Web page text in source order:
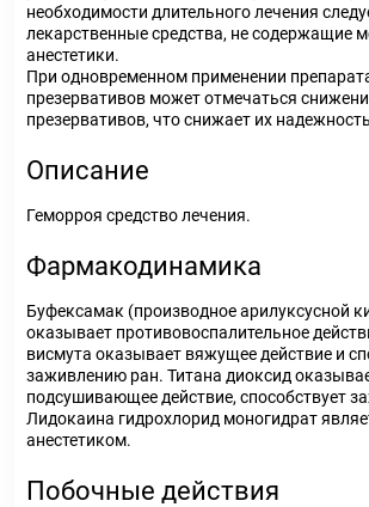
необходимости длительного лечения
лекарственные средства, не содержащие
анестетики.
При одновременном применении
презервативов может отмечаться
презервативов, что снижает их
Описание
Геморроя средство лечения.
Фармакодинамика
Буфексамак (производное арилуксусной
оказывает противовоспалительное
висмута оказывает вяжущее действие и
заживлению ран. Титана диоксид
подсушивающее действие, способствует
Лидокаина гидрохлорид моногидрат
анестетиком.
Побочные действия